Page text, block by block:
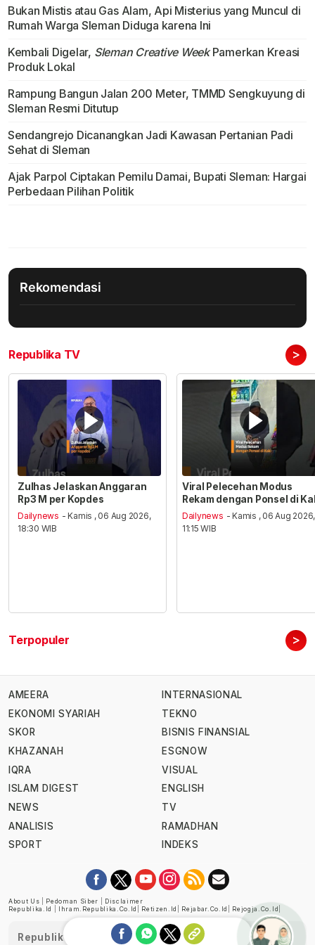
Bukan Mistis atau Gas Alam, Api Misterius yang Muncul di
Rumah Warga Sleman Diduga karena Ini
Kembali Digelar, Sleman Creative WeekPamerkan Kreasi
Produk Lokal
Rampung Bangun Jalan 200 Meter, TMMD Sengkuyung di
Sleman Resmi Ditutup
Sendangrejo Dicanangkan Jadi Kawasan Pertanian Padi
Sehat di Sleman
Ajak Parpol Ciptakan Pemilu Damai, Bupati Sleman: Hargai
Perbedaan Pilihan Politik
Rekomendasi
Republika TV >
Zulhas Jelaskan Anggaran
Rp3 M per Kopdes
Dailynews - Kamis , 06 Aug 2026,
18:30 WIB
Viral Pelecehan Modus
Rekam dengan Ponsel di
Dailynews - Kamis , 06 Aug 2026,
11:15 WIB
Terpopuler >
AMEERA
EKONOMI SYARIAH
SKOR
KHAZANAH
IQRA
ISLAM DIGEST
NEWS
ANALISIS
SPORT
INTERNASIONAL
TEKNO
BISNIS FINANSIAL
ESGNOW
VISUAL
ENGLISH
TV
RAMADHAN
INDEKS
About Us Pedoman Siber
Disclaimer
Republika.id
Ihram.republika.co.id Retizen.id Rejabar.co.id Rejogja.co.id
Republika telah diverifikasi oleh Dewan Pers